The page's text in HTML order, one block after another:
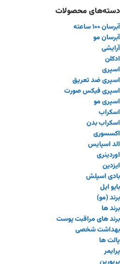
دسته‌های محصولات
آبرسان ۱۰۰ ساعته
آبرسان مو
آرایشی
ادکلن
اسپری
اسپری ضد تعریق
اسپری فیکس صورت
اسپری مو
اسکراب
اسکراب بدن
اکسسوری
الد اسپایس
اوردینری
ایزدین
بادی اسپلش
بایو ایل
برند (مو)
برند ها
برند های مراقبت پوست
بهداشت شخصی
پالت ها
پرایمر